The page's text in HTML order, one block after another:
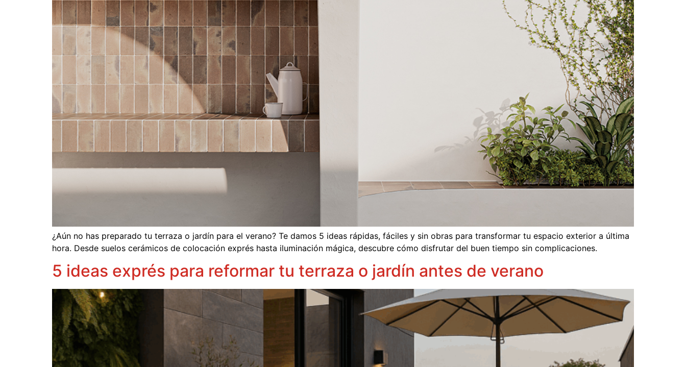
¿Aún no has preparado tu terraza o jardín para el verano? Te damos 5 ideas rápidas, fáciles y sin obras para transformar tu espacio exterior a última
hora. Desde suelos cerámicos de colocación exprés hasta iluminación mágica, descubre cómo disfrutar del buen tiempo sin complicaciones.
5 ideas exprés para reformar tu terraza o jardín antes de verano